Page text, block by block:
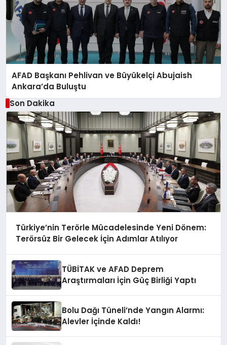
AFAD Başkanı Pehlivan ve Büyükelçi Abujaish
Ankara’da Buluştu
Son Dakika
Türkiye’nin Terörle Mücadelesinde Yeni Dönem:
Terörsüz Bir Gelecek İçin Adımlar Atılıyor
TÜBİTAK ve AFAD Deprem
Araştırmaları İçin Güç Birliği Yaptı
Bolu Dağı Tüneli’nde Yangın Alarmı:
Alevler İçinde Kaldı!